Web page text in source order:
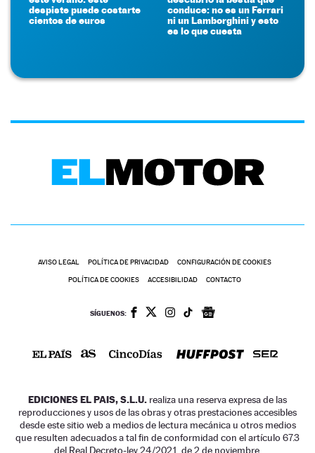
despiste puede costarte
cientos de euros
conduce: no es un Ferrari
ni un Lamborghini y esto
es lo que cuesta
AVISO LEGAL POLÍTICA DE PRIVACIDAD CONFIGURACIÓN DE COOKIES
POLÍTICA DE COOKIES ACCESIBILIDAD CONTACTO
SÍGUENOS:
EDICIONES EL PAIS, S.L.U. realiza una reserva expresa de las
reproducciones y usos de las obras y otras prestaciones accesibles
desde este sitio web a medios de lectura mecánica u otros medios
que resulten adecuados a tal fin de conformidad con el artículo 67.3
del Real Decreto-ley 24/2021, de 2 de noviembre.